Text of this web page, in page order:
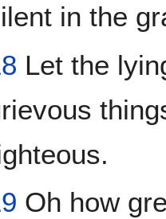
in the
Let the
Oh how